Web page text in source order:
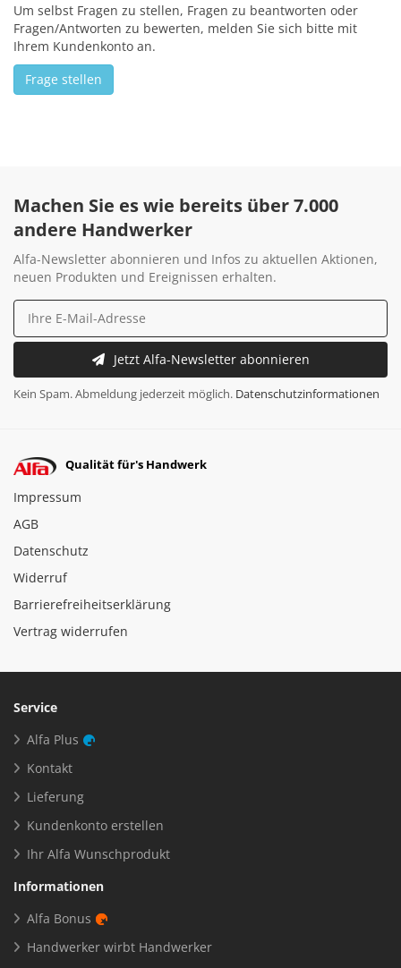
Um selbst Fragen zu stellen, Fragen zu beantworten oder
Fragen/Antworten zu bewerten, melden Sie sich bitte mit
Ihrem Kundenkonto an.
Frage stellen
Machen Sie es wie bereits über 7.000
andere Handwerker
Alfa-Newsletter abonnieren und Infos zu aktuellen Aktionen,
neuen Produkten und Ereignissen erhalten.
Jetzt Alfa-Newsletter abonnieren
Kein Spam. Abmeldung jederzeit möglich. Datenschutzinformationen
Qualität für's Handwerk
Impressum
AGB
Datenschutz
Widerruf
Barrierefreiheitserklärung
Vertrag widerrufen
Service
Alfa Plus
Kontakt
Lieferung
Kundenkonto erstellen
Ihr Alfa Wunschprodukt
Informationen
Alfa Bonus
Handwerker wirbt Handwerker